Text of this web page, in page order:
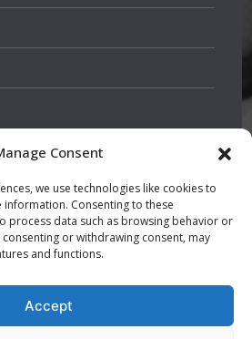
Consent
we use technologies like cookies to
Consenting to these
process data such as browsing behavior or
or withdrawing consent, may
and functions.
Accept